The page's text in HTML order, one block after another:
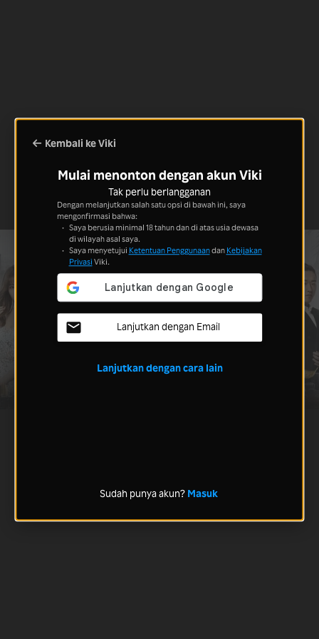
Kembali ke Viki
Mulai menonton dengan akun Viki
Tak perlu berlangganan
Dengan melanjutkan salah satu opsi di bawah ini, saya
mengonfirmasi bahwa:
Saya berusia minimal 18 tahun dan di atas usia dewasa
di wilayah asal saya.
Saya menyetujui Ketentuan Penggunaandan Kebijakan
Privasi Viki.
Lanjutkan dengan Email
Lanjutkan dengan cara lain
Sudah punya akun? Masuk